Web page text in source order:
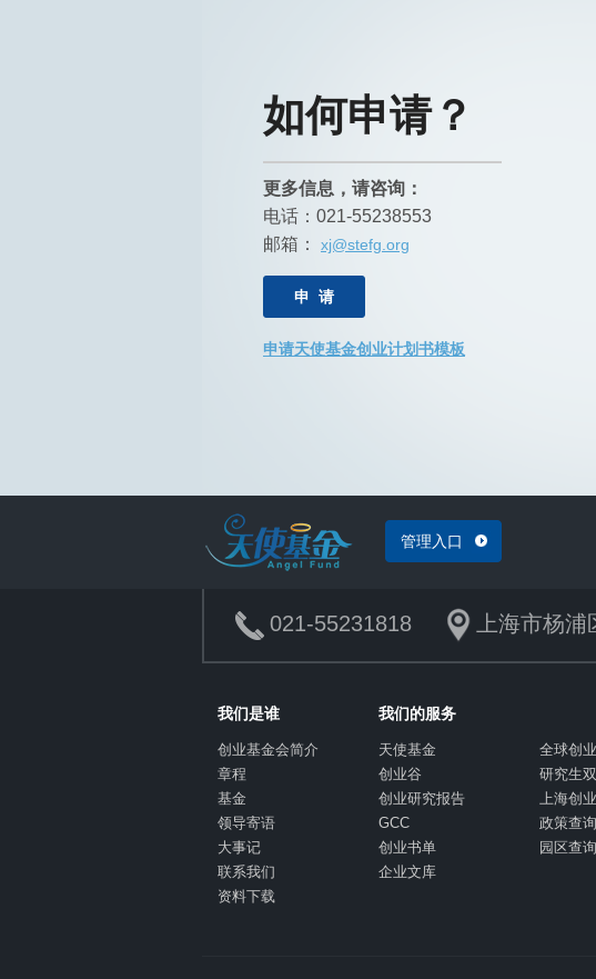
如何申请？
更多信息，请咨询：
电话：021-55238553
邮箱： xj@stefg.org
申 请
申请天使基金创业计划书模板
管理入口
021-55231818 上海市杨
我们是谁
创业基金会简介
章程
基金
领导寄语
大事记
联系我们
资料下载
我们的服务
天使基金
全球创
创业谷
研究生
创业研究报告
上海创
GCC
政策查询
创业书单
园区查询
企业文库